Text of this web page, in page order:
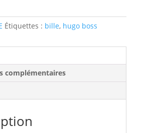
Étiquettes : bille, hugo boss
complémentaires